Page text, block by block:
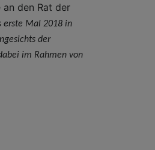
an den Rat der
erste Mal 2018 in
der
im Rahmen von